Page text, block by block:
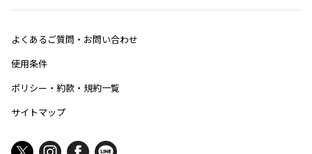
よくあるご質問・お問い合わせ
使用条件
ポリシー・約款・規約一覧
サイトマップ